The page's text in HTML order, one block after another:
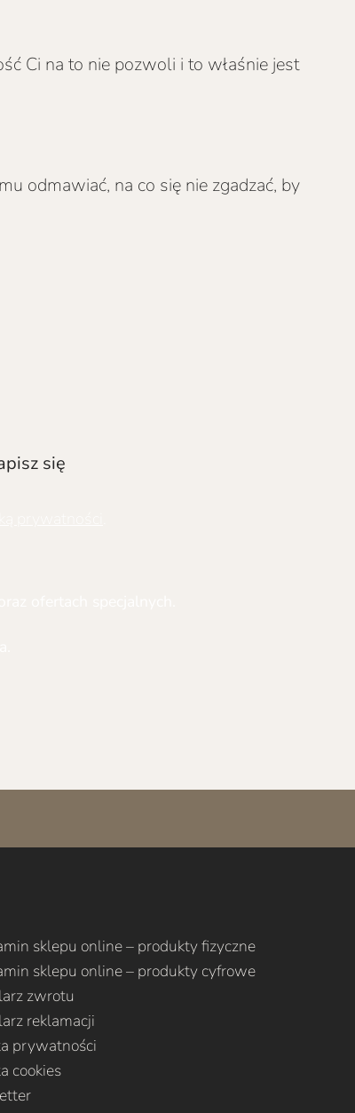
Ci na to nie pozwoli i to właśnie jest
odmawiać, na co się nie zgadzać, by
się
sklepu online – produkty fizyczne
sklepu online – produkty cyfrowe
zwrotu
reklamacji
prywatności
cookies